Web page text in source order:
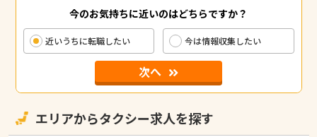
エリアからタクシー求人を探す
今のお気持ちに近いのはどちらですか？
近いうちに転職したい 今は情報収集したい
次へ